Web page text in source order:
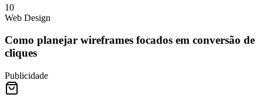
10
Web Design
Como planejar wireframes focados em conversão de
cliques
Publicidade